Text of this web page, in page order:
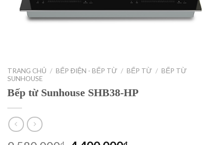
TRANG CHỦ / BẾP ĐIỆN - BẾP TỪ / BẾP TỪ / BẾP TỪ
SUNHOUSE
Bếp từ Sunhouse SHB38-HP